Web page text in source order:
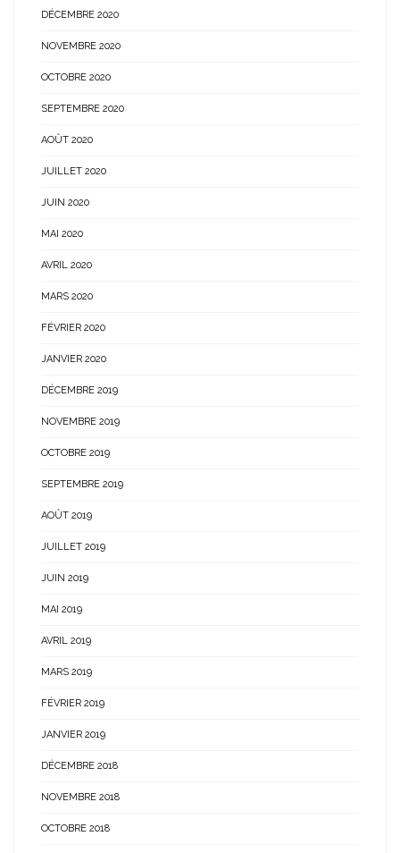
DÉCEMBRE 2020
NOVEMBRE 2020
OCTOBRE 2020
SEPTEMBRE 2020
AOÛT 2020
JUILLET 2020
JUIN 2020
MAI 2020
AVRIL 2020
MARS 2020
FÉVRIER 2020
JANVIER 2020
DÉCEMBRE 2019
NOVEMBRE 2019
OCTOBRE 2019
SEPTEMBRE 2019
AOÛT 2019
JUILLET 2019
JUIN 2019
MAI 2019
AVRIL 2019
MARS 2019
FÉVRIER 2019
JANVIER 2019
DÉCEMBRE 2018
NOVEMBRE 2018
OCTOBRE 2018